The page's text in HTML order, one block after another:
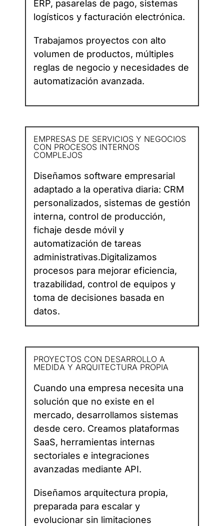
ERP, pasarelas de pago, sistemas
logísticos y facturación electrónica.
Trabajamos proyectos con alto
volumen de productos, múltiples
reglas de negocio y necesidades de
automatización avanzada.
EMPRESAS DE SERVICIOS Y NEGOCIOS
CON PROCESOS INTERNOS
COMPLEJOS​
Diseñamos software empresarial
adaptado a la operativa diaria: CRM
personalizados, sistemas de gestión
interna, control de producción,
fichaje desde móvil y
automatización de tareas
administrativas.Digitalizamos
procesos para mejorar eficiencia,
trazabilidad, control de equipos y
toma de decisiones basada en
datos.
PROYECTOS CON DESARROLLO A
MEDIDA Y ARQUITECTURA PROPIA
Cuando una empresa necesita una
solución que no existe en el
mercado, desarrollamos sistemas
desde cero. Creamos plataformas
SaaS, herramientas internas
sectoriales e integraciones
avanzadas mediante API.
Diseñamos arquitectura propia,
preparada para escalar y
evolucionar sin limitaciones